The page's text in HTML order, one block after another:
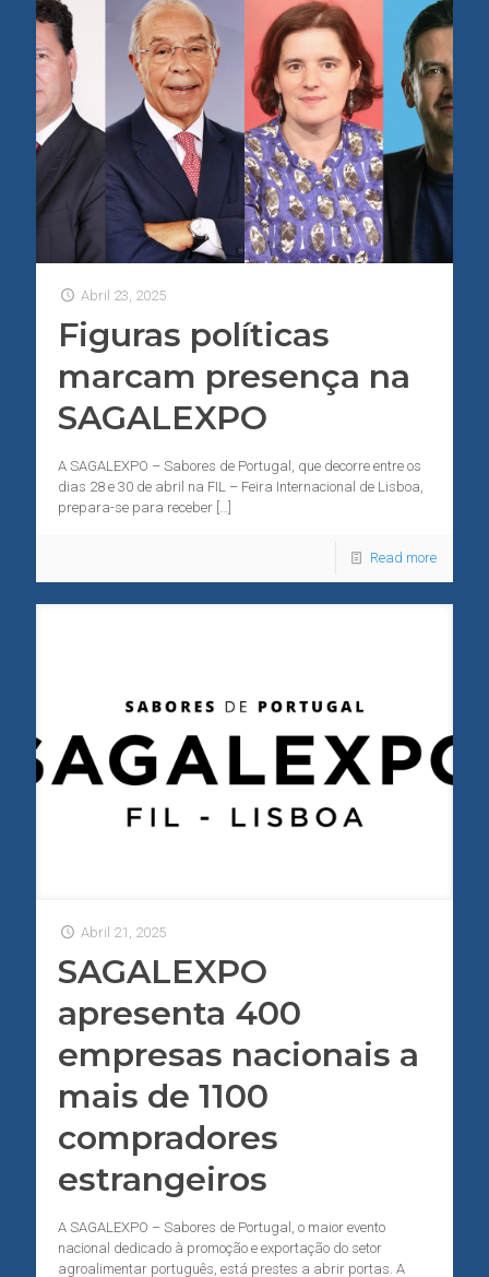
Abril 23, 2025
Figuras políticas
marcam presença na
SAGALEXPO
A SAGALEXPO – Sabores de Portugal, que decorre entre os
dias 28 e 30 de abril na FIL – Feira Internacional de Lisboa,
prepara-se para receber […]
Read more
Abril 21, 2025
SAGALEXPO
apresenta 400
empresas nacionais a
mais de 1100
compradores
estrangeiros
A SAGALEXPO – Sabores de Portugal, o maior evento
nacional dedicado à promoção e exportação do setor
agroalimentar português, está prestes a abrir portas. A